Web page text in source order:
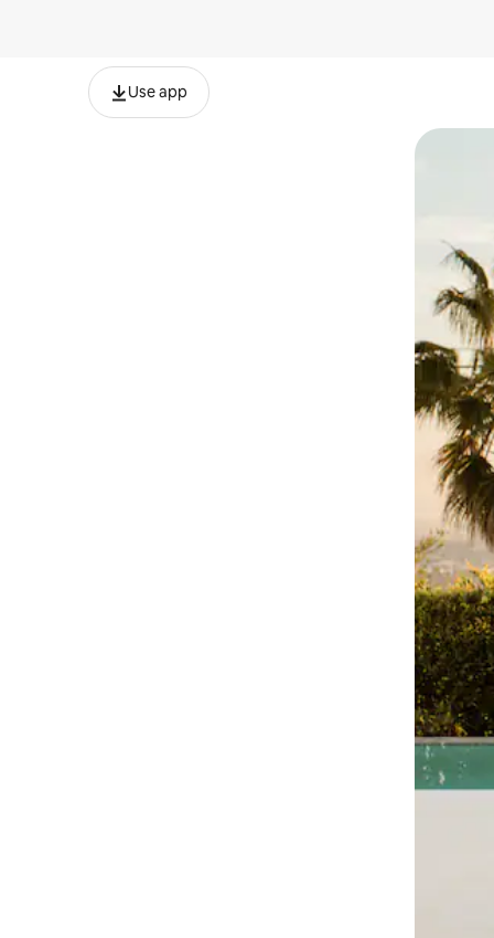
Use app